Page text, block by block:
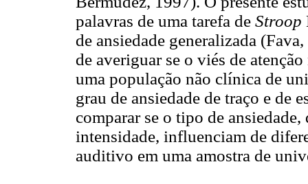
palavras de uma tarefa de Stroop
de ansiedade generalizada
de averiguar se o viés de
uma população não clínica de
grau de ansiedade de traço e
comparar se o tipo de
intensidade, influenciam de
auditivo em uma amostra de